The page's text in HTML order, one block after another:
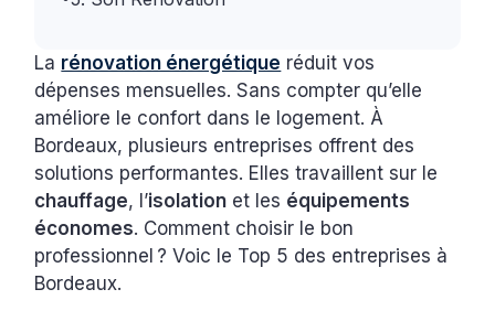
La rénovation énergétique réduit vos
dépenses mensuelles. Sans compter qu’elle
améliore le confort dans le logement. À
Bordeaux, plusieurs entreprises offrent des
solutions performantes. Elles travaillent sur le
chauffage, l’isolation et les équipements
économes. Comment choisir le bon
professionnel ? Voic le Top 5 des entreprises à
Bordeaux.